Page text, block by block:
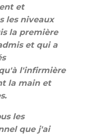
et
les niveaux
la première
et qui a
l'infirmière
la main et
les
que j'ai